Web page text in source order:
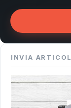
INVIA